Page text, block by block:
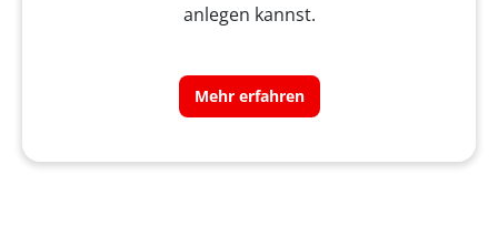
anlegen kannst.
Mehr erfahren